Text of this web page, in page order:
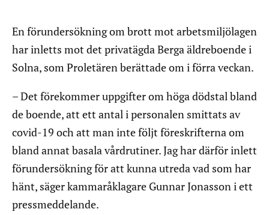
En förundersökning om brott mot arbetsmiljölagen
har inletts mot det privatägda Berga äldreboende i
Solna, som Proletären berättade om i förra veckan.
– Det förekommer uppgifter om höga dödstal bland
de boende, att ett antal i personalen smittats av
covid-19 och att man inte följt föreskrifterna om
bland annat basala vårdrutiner. Jag har därför inlett
förundersökning för att kunna utreda vad som har
hänt, säger kammaråklagare Gunnar Jonasson i ett
pressmeddelande.